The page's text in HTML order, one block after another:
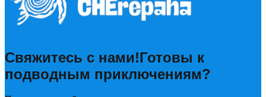
Свяжитесь с нами!Готовы к
подводным приключениям?